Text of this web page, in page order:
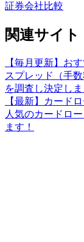
証券会社比較
関連サイト
【毎月更新】お
スプレッド（手
を調査し決定しま
【最新】カード
人気のカードロ
ます！